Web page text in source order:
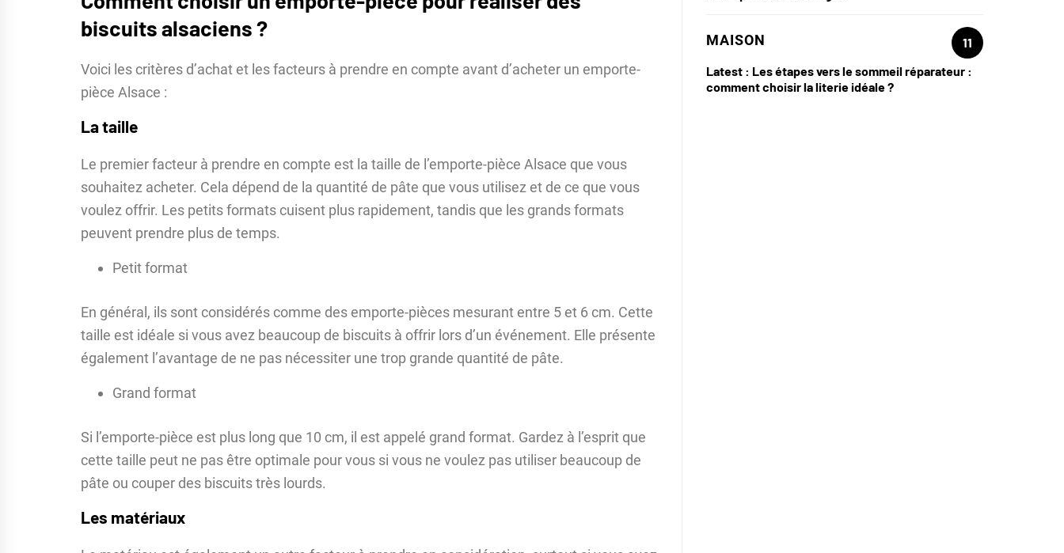
biscuits alsaciens ?
Voici les critères d’achat et les facteurs à prendre en compte avant d’acheter un emporte-
pièce Alsace :
La taille
Le premier facteur à prendre en compte est la taille de l’emporte-pièce Alsace que vous
souhaitez acheter. Cela dépend de la quantité de pâte que vous utilisez et de ce que vous
voulez offrir. Les petits formats cuisent plus rapidement, tandis que les grands formats
peuvent prendre plus de temps.
Petit format
En général, ils sont considérés comme des emporte-pièces mesurant entre 5 et 6 cm. Cette
taille est idéale si vous avez beaucoup de biscuits à offrir lors d’un événement. Elle présente
également l’avantage de ne pas nécessiter une trop grande quantité de pâte.
Grand format
Si l’emporte-pièce est plus long que 10 cm, il est appelé grand format. Gardez à l’esprit que
cette taille peut ne pas être optimale pour vous si vous ne voulez pas utiliser beaucoup de
pâte ou couper des biscuits très lourds.
Les matériaux
MAISON
11
Latest : Les étapes vers le sommeil réparateur :
comment choisir la literie idéale ?